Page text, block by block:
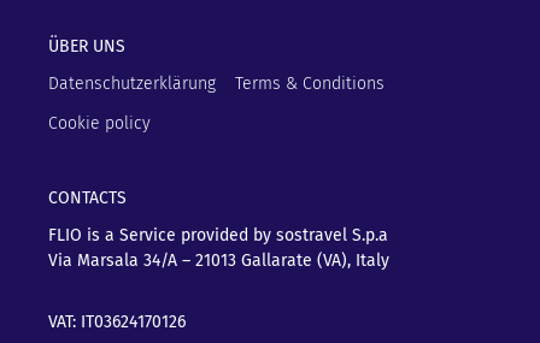
ÜBER UNS
Datenschutzerklärung
Terms & Conditions
Cookie policy
CONTACTS
FLIO is a Service provided by sostravel S.p.a
Via Marsala 34/A – 21013 Gallarate (VA), Italy
VAT: IT03624170126